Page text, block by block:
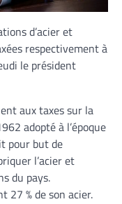
d’acier et
respectivement à
le président
aux taxes sur la
adopté à l’époque
pour but de
l’acier et
du pays.
% de son acier.